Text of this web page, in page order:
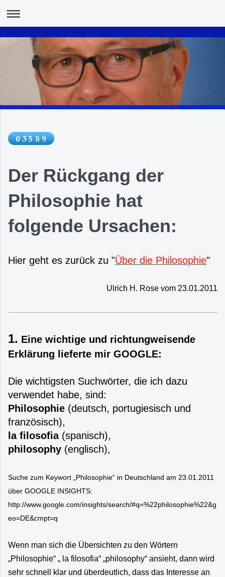
Der Rückgang der
Philosophie hat
folgende Ursachen:
Hier geht es zurück zu "Über die Philosophie"
Ulrich H. Rose vom 23.01.2011
1. Eine wichtige und richtungweisende
Erklärung lieferte mir GOOGLE:
Die wichtigsten Suchwörter, die ich dazu
verwendet habe, sind:
Philosophie (deutsch, portugiesisch und
französisch),
la filosofia(spanisch),
philosophy (englisch),
Suche zum Keywort „Philosophie“ in Deutschland am 23.01.2011
über GOOGLE INSIGHTS:
http://www.google.com/insights/search/#q=%22philosophie%22&g
eo=DE&cmpt=q
Wenn man sich die Übersichten zu den Wörtern
„Philosophie“ „ la filosofia“ „philosophy“ ansieht, dann wird
sehr schnell klar und überdeutlich, dass das Interesse an